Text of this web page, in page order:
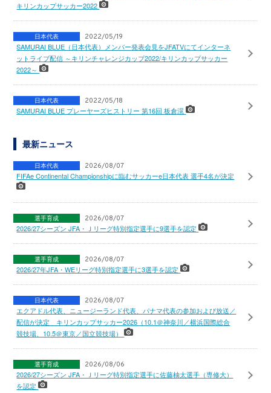
キリンカップサッカー2022
日本代表 2022/05/19
SAMURAI BLUE（日本代表）メンバー発表会見をJFATVにてインターネ
ットライブ配信 ～キリンチャレンジカップ2022/キリンカップサッカー
2022～
日本代表 2022/05/18
SAMURAI BLUE プレーヤーズヒストリー 第16回 板倉滉
最新ニュース
日本代表 2026/08/07
FIFAe Continental Championshipに臨むサッカーe日本代表 選手4名が決定
選手育成 2026/08/07
2026/27シーズン JFA・Ｊリーグ特別指定選手に9選手を認定
選手育成 2026/08/07
2026/27年JFA・WEリーグ特別指定選手に3選手を認定
日本代表 2026/08/07
エクアドル代表、ニュージーランド代表、パナマ代表の参加および放送／
配信が決定 キリンカップサッカー2026（10.1＠神奈川／横浜国際総合
競技場、10.5＠東京／国立競技場）
選手育成 2026/08/06
2026/27シーズン JFA・Ｊリーグ特別指定選手に佐藤柚太選手（専修大）
を認定